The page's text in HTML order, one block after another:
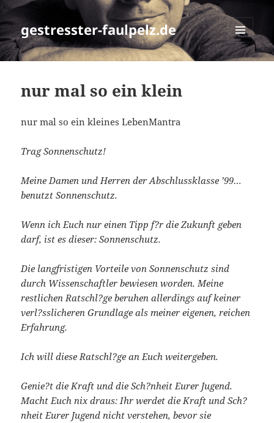
gestresster-faulpelz.de
MENÜ
UND
nur mal so ein klein
nur mal so ein kleines LebenMantra
Trag Sonnenschutz!
Meine Damen und Herren der Abschlussklasse ’99…
benutzt Sonnenschutz.
Wenn ich Euch nur einen Tipp f?r die Zukunft geben
darf, ist es dieser: Sonnenschutz.
Die langfristigen Vorteile von Sonnenschutz sind
durch Wissenschaftler bewiesen worden. Meine
restlichen Ratschl?ge beruhen allerdings auf keiner
verl?sslicheren Grundlage als meiner eigenen, reichen
Erfahrung.
Ich will diese Ratschl?ge an Euch weitergeben.
Genie?t die Kraft und die Sch?nheit Eurer Jugend.
Macht Euch nix draus: Ihr werdet die Kraft und Sch?
nheit Eurer Jugend nicht verstehen, bevor sie